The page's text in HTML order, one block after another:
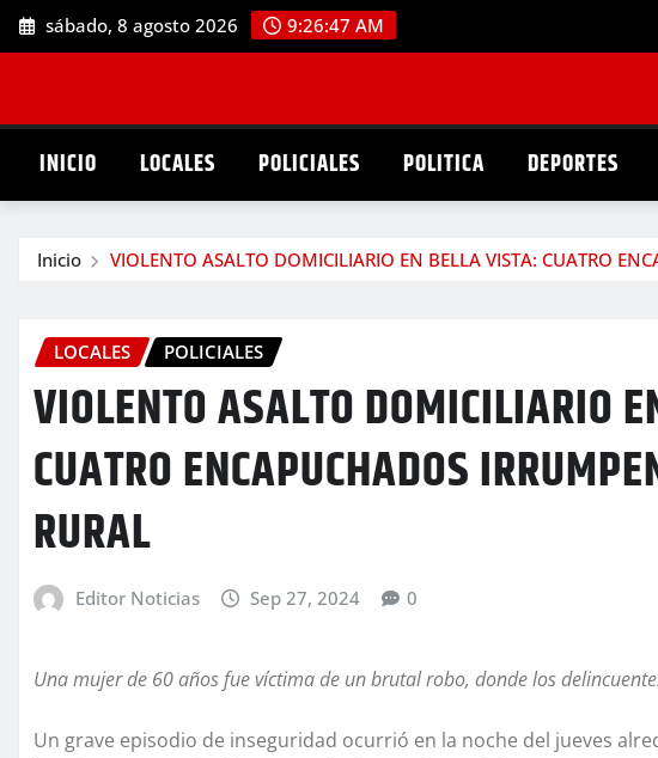
Saltar
al
sábado, 8 agosto 2026 9:26:48 AM
INICIO LOCALES POLICIALES POLITICA DEPORTES
Inicio VIOLENTO ASALTO DOMICILIARIO EN BELLA VISTA: CUATRO
LOCALES POLICIALES
VIOLENTO ASALTO DOMICILIARIO
CUATRO ENCAPUCHADOS
RURAL
Editor Noticias Sep 27, 2024 0
Una mujer de 60 años fue víctima de un brutal robo, donde los
Un grave episodio de inseguridad ocurrió en la noche del jueves